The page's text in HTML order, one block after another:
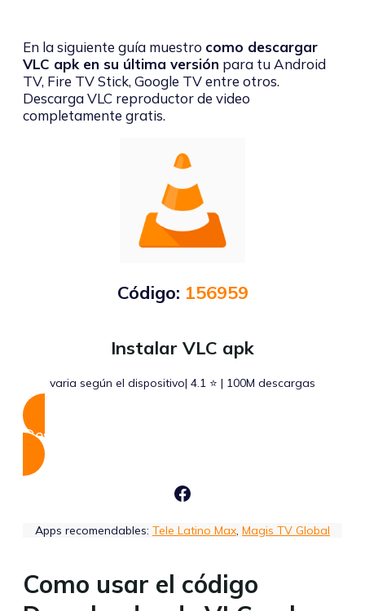
En la siguiente guía muestro como descargar
VLC apk en su última versión para tu Android
TV, Fire TV Stick, Google TV entre otros.
Descarga VLC reproductor de video
completamente gratis.
Código: 156959
Instalar VLC apk
varia según el dispositivo| 4.1 ⭐ | 100M descargas
Descargar Apk
Facebook
Apps recomendables: Tele Latino Max Magis TV Global
Como usar el código